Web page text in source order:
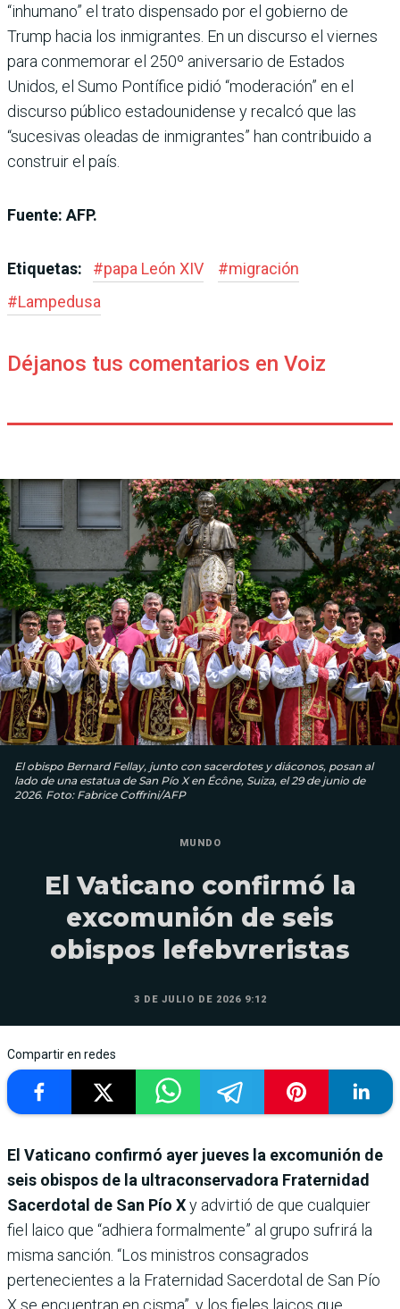
“inhumano” el trato dispensado por el gobierno de
Trump hacia los inmigrantes. En un discurso el viernes
para conmemorar el 250º aniversario de Estados
Unidos, el Sumo Pontífice pidió “moderación” en el
discurso público estadounidense y recalcó que las
“sucesivas oleadas de inmigrantes” han contribuido a
construir el país.
Fuente: AFP.
Etiquetas: #papa León XIV #migración
#Lampedusa
Déjanos tus comentarios en Voiz
El obispo Bernard Fellay, junto con sacerdotes y diáconos, posan al
lado de una estatua de San Pío X en Écône, Suiza, el 29 de junio de
2026. Foto: Fabrice Coffrini/AFP
MUNDO
El Vaticano confirmó la
excomunión de seis
obispos lefebvreristas
3 DE JULIO DE 2026 9:12
Compartir en redes
El Vaticano confirmó ayer jueves la excomunión de
seis obispos de la ultraconservadora Fraternidad
Sacerdotal de San Pío Xy advirtió de que cualquier
fiel laico que “adhiera formalmente” al grupo sufrirá la
misma sanción. “Los ministros consagrados
pertenecientes a la Fraternidad Sacerdotal de San Pío
X se encuentran en cisma”, y los fieles laicos que